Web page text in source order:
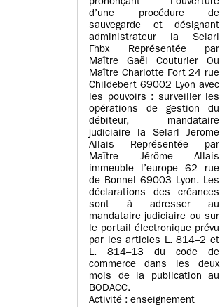
prononçant l’ouverture
d’une procédure de
sauvegarde et désignant
administrateur la Selarl
Fhbx Représentée par
Maître Gaël Couturier Ou
Maître Charlotte Fort 24 rue
Childebert 69002 Lyon avec
les pouvoirs : surveiller les
opérations de gestion du
débiteur, mandataire
judiciaire la Selarl Jerome
Allais Représentée par
Maître Jérôme Allais
immeuble l’europe 62 rue
de Bonnel 69003 Lyon. Les
déclarations des créances
sont à adresser au
mandataire judiciaire ou sur
le portail électronique prévu
par les articles L. 814–2 et
L. 814–13 du code de
commerce dans les deux
mois de la publication au
BODACC.
Activité : enseignement